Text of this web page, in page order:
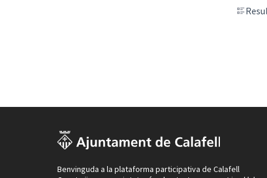
Benvinguda a la plataforma participativa de Calafell